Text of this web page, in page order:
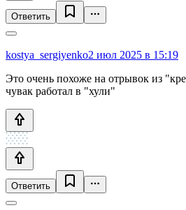
Ответить
kostya_sergiyenko2 июл 2025 в 15:19
Это очень похоже на отрывок из
чувак работал в "хули"
Ответить